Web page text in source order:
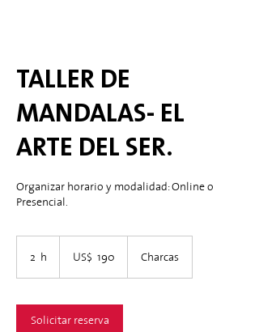
TALLER DE
MANDALAS- EL
ARTE DEL SER.
Organizar horario y modalidad: Online o
Presencial.
2 h
estadounidenses
US$ 190 Charcas
Solicitar reserva